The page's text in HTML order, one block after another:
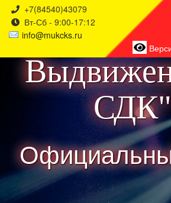
+7(84540)43079
Вт-Сб - 9:00-17:12
info@mukcks.ru района
СДК"